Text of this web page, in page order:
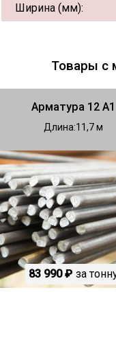
Ширина (мм):
Товары с
Арматура 12 А1
Длина 11,7
83 990 ₽ за